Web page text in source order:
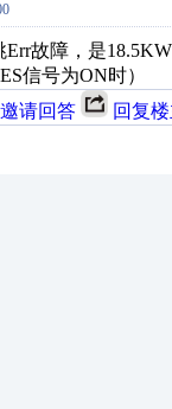
Err故障，是
信号为ON时）
邀请回答 回复